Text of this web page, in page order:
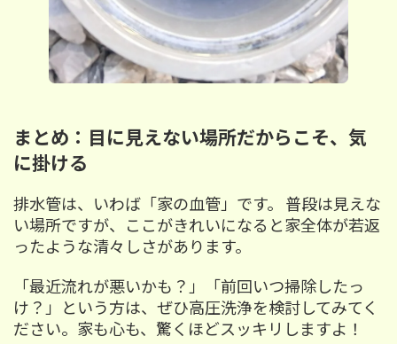
まとめ：目に見えない場所だからこそ、気
に掛ける
排水管は、いわば「家の血管」です。 普段は見えな
い場所ですが、ここがきれいになると家全体が若返
ったような清々しさがあります。
「最近流れが悪いかも？」「前回いつ掃除したっ
け？」という方は、ぜひ高圧洗浄を検討してみてく
ださい。家も心も、驚くほどスッキリしますよ！